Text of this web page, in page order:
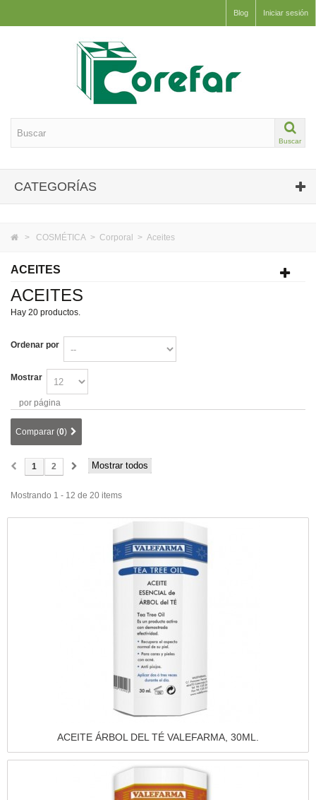
Iniciar sesión
Blog
Buscar
CATEGORÍAS
> COSMÉTICA > Corporal > Aceites
ACEITES
ACEITES
Hay 20 productos.
Ordenar por
Mostrar
por página
Comparar (0)
Mostrar todos
1 2
Mostrando 1 - 12 de 20 items
Vista rápida
ACEITE ÁRBOL DEL TÉ VALEFARMA, 30ML.